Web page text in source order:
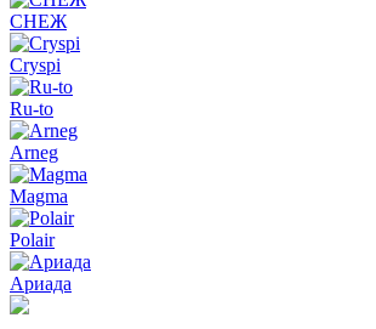
СНЕЖ
Cryspi
Ru-to
Arneg
Magma
Polair
Ариада